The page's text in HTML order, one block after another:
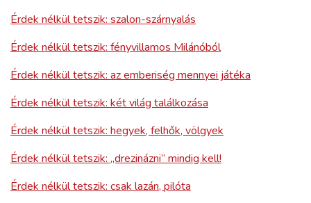
Érdek nélkül tetszik: szalon-szárnyalás
Érdek nélkül tetszik: fényvillamos Milánóból
Érdek nélkül tetszik: az emberiség mennyei játéka
Érdek nélkül tetszik: két világ találkozása
Érdek nélkül tetszik: hegyek, felhők, völgyek
Érdek nélkül tetszik: „drezinázni” mindig kell!
Érdek nélkül tetszik: csak lazán, pilóta